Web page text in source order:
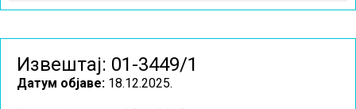
Извештај: 01-3449/1
Датум објаве: 18.12.2025.